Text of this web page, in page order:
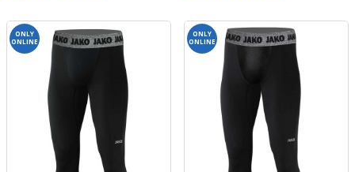
ONLY
ONLINE
ONLY
ONLINE